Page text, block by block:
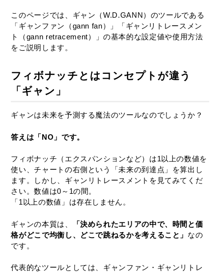
このページでは、ギャン（W.D.GANN）のツールである
「ギャンファン（gann fan）」「ギャンリトレースメン
ト（gann retracement）」の基本的な設定値や使用方法
をご説明します。
フィボナッチとはコンセプトが違う
「ギャン」
ギャンは未来を予測する魔法のツールなのでしょうか？
答えは「NO」です。
フィボナッチ（エクスパンションなど）は1以上の数値を
使い、チャートの右側という「未来の到達点」を算出し
ます。しかし、ギャンリトレースメントを見てみてくだ
さい。数値は0～1の間。
「1以上の数値」は存在しません。
ギャンの本質は、
「決められたエリアの中で、時間と価
格がどこで均衡し、どこで跳ねるかを考えること」 なの
です。
代表的なツールとしては、ギャンファン・ギャンリトレ